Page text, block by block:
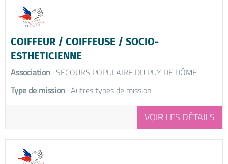
COIFFEUR / COIFFEUSE / SOCIO-
ESTHETICIENNE
Association : SECOURS POPULAIRE DU PUY DE DÔME
Type de mission : Autres types de mission
VOIR LES DÉTAILS